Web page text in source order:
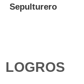
Sepulturero
LOGROS